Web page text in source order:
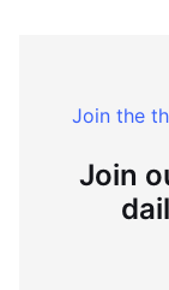
Join the
Join